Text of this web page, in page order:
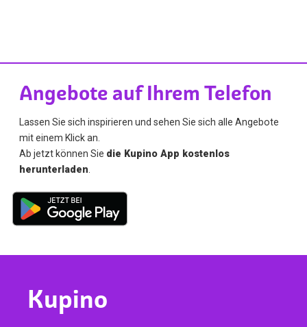
Angebote auf Ihrem Telefon
Lassen Sie sich inspirieren und sehen Sie sich alle Angebote
mit einem Klick an.
Ab jetzt können Sie die Kupino App kostenlos
herunterladen.
Kupino